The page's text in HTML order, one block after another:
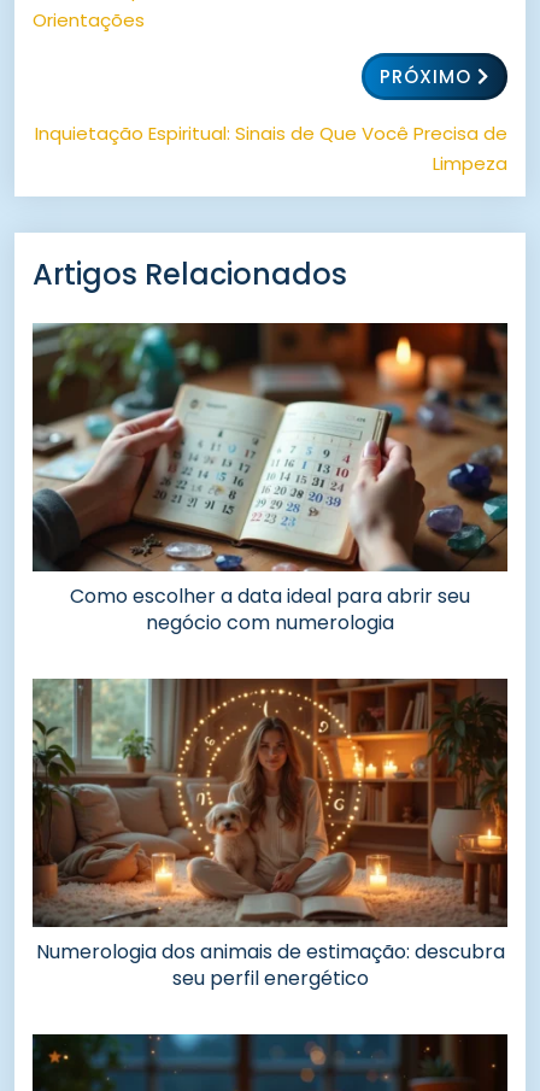
Orientações
PRÓXIMO
Inquietação Espiritual: Sinais de Que Você Precisa de
Limpeza
Artigos Relacionados
Como escolher a data ideal para abrir seu
negócio com numerologia
Numerologia dos animais de estimação: descubra
seu perfil energético